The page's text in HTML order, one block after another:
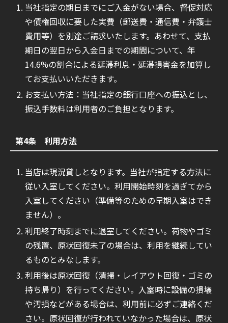
当社指定の期日までにご入金がない場合、督促対応
や債権回収に要した実費（郵送費・通信費・弁護士
費用等）を別途ご請求いたします。あわせて、支払
期日の翌日から入金日までの期間について、年
14.6%の割合による延滞利息・延滞損害金を加算し
てお支払いいただきます。
お支払い方法：当社指定の銀行口座への振込とし、
振込手数料は利用者のご負担となります。
第4条 利用方法
当店は現況貸しとなります。当社が指定する方法に
従い入室してください。利用開始時刻を過ぎてから
入室してください（準備等のための早期入室はでき
ません）。
利用終了時刻までに退室してください。荷物やゴミ
の残置、原状回復未了の場合は、利用を継続してい
るものとみなします。
利用後は原状回復（清掃・レイアウト回復・ゴミの
持ち帰り）を行ってください。入室時に設備の損壊
や汚損などがある場合は、利用前に必ずご連絡くだ
さい。原状回復が行われていなかった場合は、原状